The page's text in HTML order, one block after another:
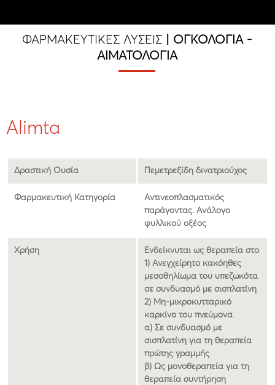
ΦΑΡΜΑΚΕΥΤΙΚΈΣ ΛΎΣΕΙΣ | ΟΓΚΟΛΟΓΊΑ -
ΑΙΜΑΤΟΛΟΓΊΑ
Alimta
Δραστική Ουσία Πεμετρεξίδη δινατριούχος
Φαρμακευτική Κατηγορία
Αντινεοπλασματικός
παράγοντας. Ανάλογο
φυλλικού οξέος
Χρήση
Ενδείκνυται ως θεραπεία στο
1) Ανεγχείρητο κακόηθες
μεσοθηλίωμα του υπεζωκότα
σε συνδυασμό με σισπλατίνη
2) Μη-μικροκυτταρικό
καρκίνο του πνεύμονα
α) Σε συνδυασμό με
σισπλατίνη για τη θεραπεία
πρώτης γραμμής
β) Ως μονοθεραπεία για τη
θεραπεία συντήρηση